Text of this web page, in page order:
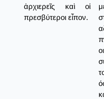
ἀρχιερεῖς καὶ οἱ
πρεσβύτεροι εἶπον.